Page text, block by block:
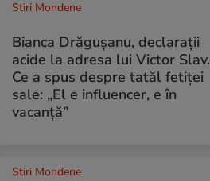
Stiri Mondene
Bianca Drăgușanu, declarații
acide la adresa lui Victor Slav.
Ce a spus despre tatăl fetiței
sale: „El e influencer, e în
vacanță”
Stiri Mondene